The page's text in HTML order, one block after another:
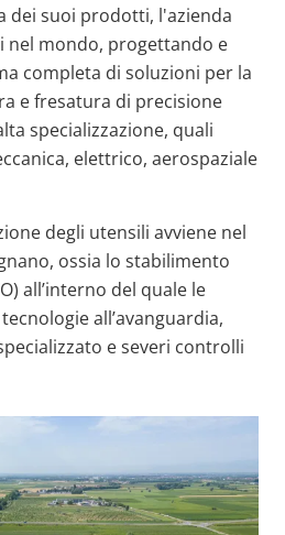
dei suoi prodotti, l'azienda
nel mondo, progettando e
completa di soluzioni per la
e fresatura di precisione
specializzazione, quali
elettrico, aerospaziale
degli utensili avviene nel
ossia lo stabilimento
all’interno del quale le
all’avanguardia,
e severi controlli